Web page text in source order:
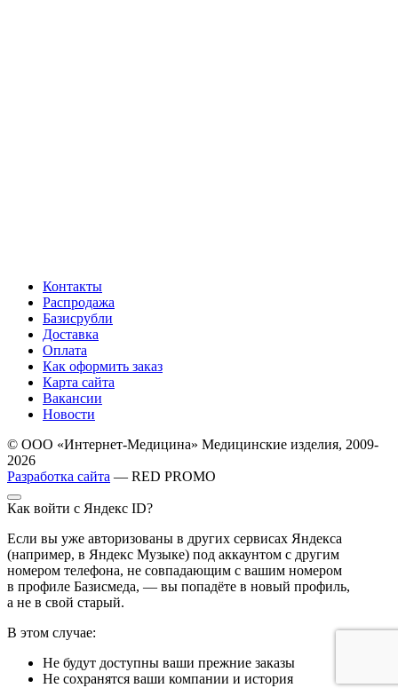
Контакты
Распродажа
Базисрубли
Доставка
Оплата
Как оформить заказ
Карта сайта
Вакансии
Новости
© ООО «Интернет-Медицина» Медицинские изделия, 2009-
2026
Разработка сайта — RED PROMO
Как войти с Яндекс ID?
Если вы уже авторизованы в других сервисах Яндекса
(например, в Яндекс Музыке) под аккаунтом с другим
номером телефона, не совпадающим с вашим номером
в профиле Базисмеда, — вы попадёте в новый профиль,
а не в свой старый.
В этом случае:
Не будут доступны ваши прежние заказы
Не сохранятся ваши компании и история